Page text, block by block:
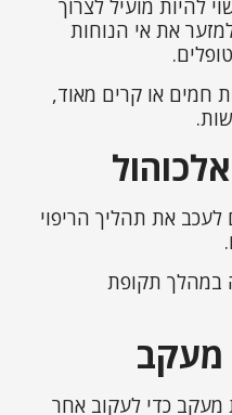
להיות מועיל לצרוך
את אי הנוחות
חמים או קרים מאוד,
לעכב את תהליך הריפוי
במהלך תקופת
מעקב
מעקב כדי לעקוב אחר